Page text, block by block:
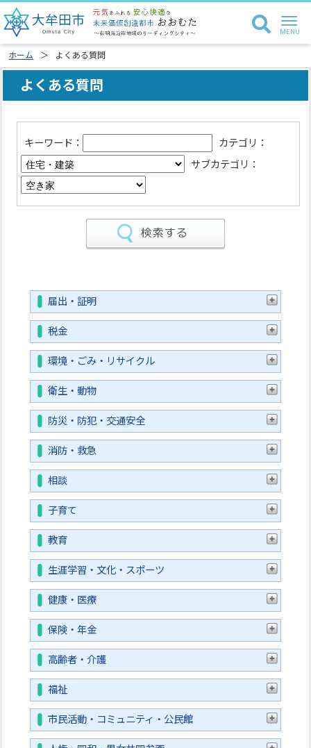
ホーム よくある質問
よくある質問
キーワード：
カテゴリ：
サブカテゴリ：
届出・証明
税金
環境・ごみ・リサイクル
衛生・動物
防災・防犯・交通安全
消防・救急
相談
子育て
教育
生涯学習・文化・スポーツ
健康・医療
保険・年金
高齢者・介護
福祉
市民活動・コミュニティ・公民館